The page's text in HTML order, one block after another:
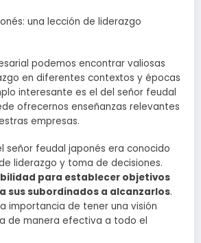
una lección de liderazgo
podemos encontrar valiosas
en diferentes contextos y épocas
interesante es el del señor feudal
ofrecernos enseñanzas relevantes
empresas.
señor feudal japonés era conocido
liderazgo y toma de decisiones.
para establecer objetivos
sus subordinados a alcanzarlos.
importancia de tener una visión
de manera efectiva a todo el